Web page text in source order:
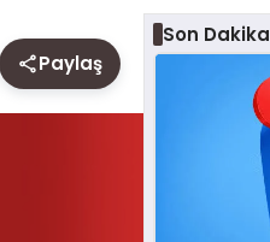
Paylaş
Son Dakika